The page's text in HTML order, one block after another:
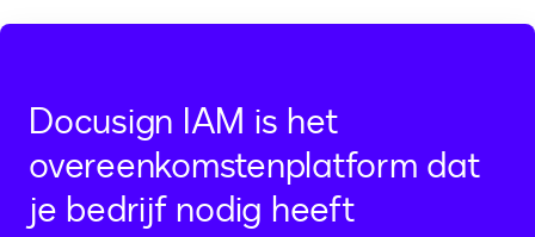
Docusign IAM is het
overeenkomstenplatform dat
je bedrijf nodig heeft